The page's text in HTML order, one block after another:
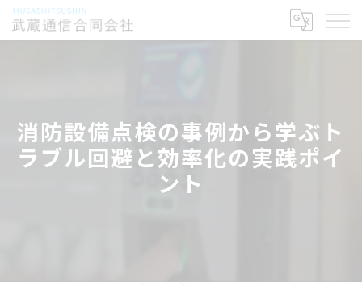
消防設備点検の事例から学ぶト
ラブル回避と効率化の実践ポイ
ント